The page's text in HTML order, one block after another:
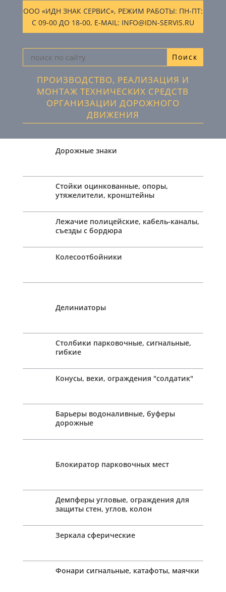
ООО «ИДН ЗНАК СЕРВИС», РЕЖИМ РАБОТЫ: ПН-ПТ:
С 09-00 ДО 18-00, E-MAIL: INFO@IDN-SERVIS.RU
ПРОИЗВОДСТВО, РЕАЛИЗАЦИЯ И
МОНТАЖ ТЕХНИЧЕСКИХ СРЕДСТВ
ОРГАНИЗАЦИИ ДОРОЖНОГО
ДВИЖЕНИЯ
Дорожные знаки
Стойки оцинкованные, опоры,
утяжелители, кронштейны
Лежачие полицейские, кабель-каналы,
съезды с бордюра
Колесоотбойники
Делиниаторы
Столбики парковочные, сигнальные,
гибкие
Конусы, вехи, ограждения "солдатик"
Барьеры водоналивные, буферы
дорожные
Блокиратор парковочных мест
Демпферы угловые, ограждения для
защиты стен, углов, колон
Зеркала сферические
Фонари сигнальные, катафоты, маячки